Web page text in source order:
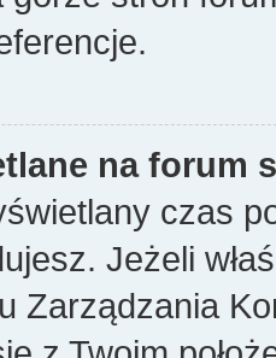
na forum
czas
Jeżeli
Zarządzania